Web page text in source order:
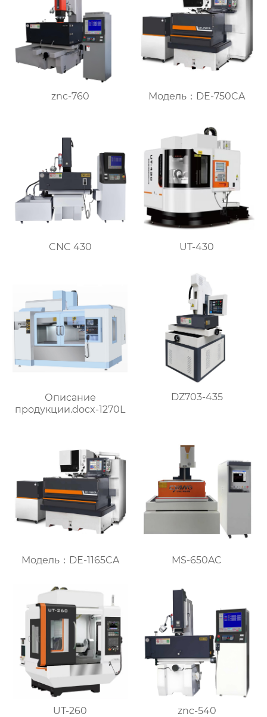
znc-760 Модель：DE-750CA
CNC 430 UT-430
Описание
продукции.docx-1270L
DZ703-435
Модель：DE-1165CA MS-650AC
UT-260 znc-540